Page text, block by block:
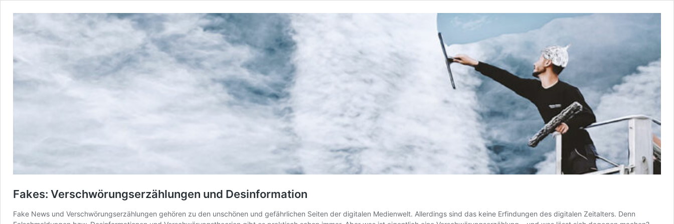
Fakes: Verschwörungserzählungen und Desinformation
Fake News und Verschwörungserzählungen gehören zu den unschönen und gefährlichen Seiten der digitalen Medienwelt. Allerdings sind das keine Erfindungen des digitalen Zeitalters. Denn